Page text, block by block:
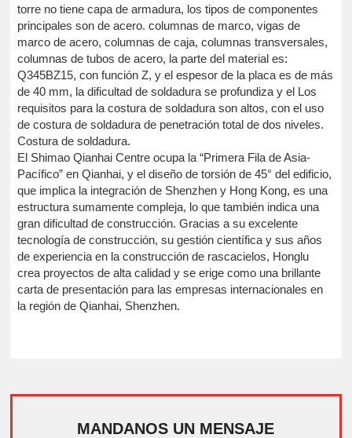
torre no tiene capa de armadura, los tipos de componentes
principales son de acero. columnas de marco, vigas de
marco de acero, columnas de caja, columnas transversales,
columnas de tubos de acero, la parte del material es:
Q345BZ15, con función Z, y el espesor de la placa es de más
de 40 mm, la dificultad de soldadura se profundiza y el Los
requisitos para la costura de soldadura son altos, con el uso
de costura de soldadura de penetración total de dos niveles.
Costura de soldadura.
El Shimao Qianhai Centre ocupa la “Primera Fila de Asia-
Pacífico” en Qianhai, y el diseño de torsión de 45° del edificio,
que implica la integración de Shenzhen y Hong Kong, es una
estructura sumamente compleja, lo que también indica una
gran dificultad de construcción. Gracias a su excelente
tecnología de construcción, su gestión científica y sus años
de experiencia en la construcción de rascacielos, Honglu
crea proyectos de alta calidad y se erige como una brillante
carta de presentación para las empresas internacionales en
la región de Qianhai, Shenzhen.
MANDANOS UN MENSAJE